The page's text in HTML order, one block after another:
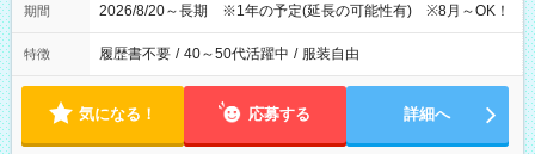
期間 2026/8/20～長期 ※1年の予定(延長の可能性有) ※8月～OK！
特徴 履歴書不要 / 40～50代活躍中 / 服装自由
気になる！ 応募する 詳細へ